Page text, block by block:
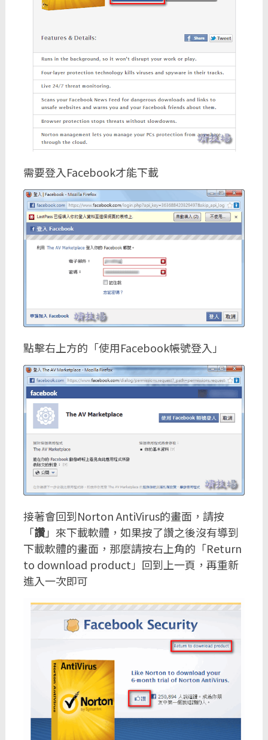
需要登入Facebook才能下載
點擊右上方的「使用Facebook帳號登入」
接著會回到Norton AntiVirus的畫面，請按
「讚」來下載軟體，如果按了讚之後沒有導到
下載軟體的畫面，那麼請按右上角的「Return
to download product」回到上一頁，再重新
進入一次即可